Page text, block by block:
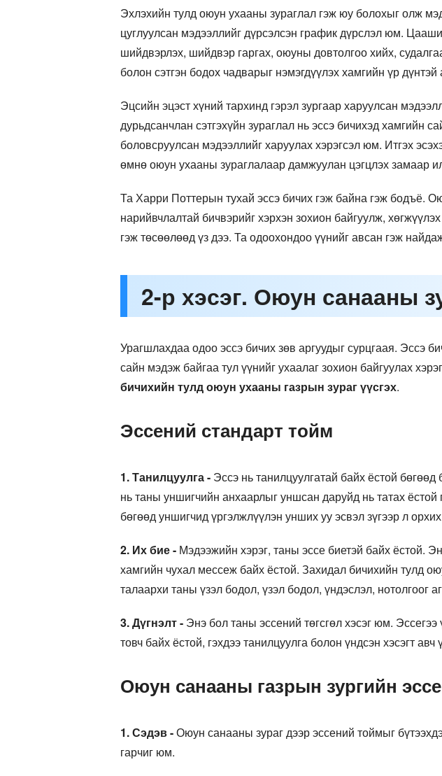
Эхлэхийн тулд оюун ухааны зураглал гэж юу болохыг олж
цуглуулсан мэдээллийг дүрсэлсэн график дүрслэл юм.
шийдвэрлэх, шийдвэр гаргах, оюуны довтолгоо хийх,
болон сэтгэн бодох чадварыг нэмэгдүүлэх хамгийн үр
Эцсийн эцэст хүний тархинд гэрэл зургаар харуулсан
дурьдсанчлан сэтгэхүйн зураглал нь эссэ бичихэд хамгийн
боловсруулсан мэдээллийг харуулах хэрэгсэл юм. Итгэх
өмнө оюун ухааны зураглалаар дамжуулан цэгцлэх замаар
Та Харри Поттерын тухай эссэ бичих гэж байна гэж бодъё.
нарийвчлалтай бичвэрийг хэрхэн зохион байгуулж,
гэж төсөөлөөд үз дээ. Та одоохондоо үүнийг авсан гэж
2-р хэсэг. Оюун санааны
Урагшлахдаа одоо эссэ бичих зөв аргуудыг сурцгаая. Эссэ
сайн мэдэж байгаа тул үүнийг ухаалаг зохион байгуулах
бичихийн тулд оюун ухааны газрын зураг үүсгэх.
Эссений стандарт тойм
1. Танилцуулга - Эссэ нь танилцуулгатай байх ёстой
нь таны уншигчийн анхаарлыг уншсан даруйд нь татах
бөгөөд уншигчид үргэлжлүүлэн унших уу эсвэл зүгээр л
2. Их бие - Мэдээжийн хэрэг, таны эссе биетэй байх ёстой.
хамгийн чухал мессеж байх ёстой. Захидал бичихийн тулд
талаархи таны үзэл бодол, үзэл бодол, үндэслэл, нотолгоог
3. Дүгнэлт - Энэ бол таны эссений төгсгөл хэсэг юм.
товч байх ёстой, гэхдээ танилцуулга болон үндсэн хэсэгт
Оюун санааны газрын зургийн
1. Сэдэв -Оюун санааны зураг дээр эссений тоймыг
гарчиг юм.